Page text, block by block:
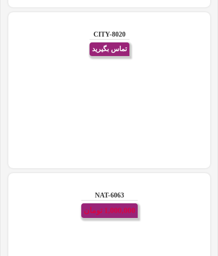
CITY-8020
تماس بگیرید
NAT-6063
1,000,000 تومان